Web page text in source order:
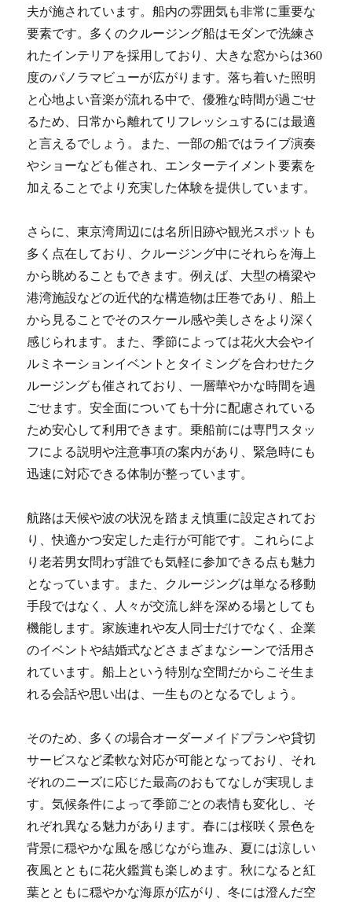
夫が施されています。船内の雰囲気も非常に重要な
要素です。多くのクルージング船はモダンで洗練さ
れたインテリアを採用しており、大きな窓からは360
度のパノラマビューが広がります。落ち着いた照明
と心地よい音楽が流れる中で、優雅な時間が過ごせ
るため、日常から離れてリフレッシュするには最適
と言えるでしょう。また、一部の船ではライブ演奏
やショーなども催され、エンターテイメント要素を
加えることでより充実した体験を提供しています。
さらに、東京湾周辺には名所旧跡や観光スポットも
多く点在しており、クルージング中にそれらを海上
から眺めることもできます。例えば、大型の橋梁や
港湾施設などの近代的な構造物は圧巻であり、船上
から見ることでそのスケール感や美しさをより深く
感じられます。また、季節によっては花火大会やイ
ルミネーションイベントとタイミングを合わせたク
ルージングも催されており、一層華やかな時間を過
ごせます。安全面についても十分に配慮されている
ため安心して利用できます。乗船前には専門スタッ
フによる説明や注意事項の案内があり、緊急時にも
迅速に対応できる体制が整っています。
航路は天候や波の状況を踏まえ慎重に設定されてお
り、快適かつ安定した走行が可能です。これらによ
り老若男女問わず誰でも気軽に参加できる点も魅力
となっています。また、クルージングは単なる移動
手段ではなく、人々が交流し絆を深める場としても
機能します。家族連れや友人同士だけでなく、企業
のイベントや結婚式などさまざまなシーンで活用さ
れています。船上という特別な空間だからこそ生ま
れる会話や思い出は、一生ものとなるでしょう。
そのため、多くの場合オーダーメイドプランや貸切
サービスなど柔軟な対応が可能となっており、それ
ぞれのニーズに応じた最高のおもてなしが実現しま
す。気候条件によって季節ごとの表情も変化し、そ
れぞれ異なる魅力があります。春には桜咲く景色を
背景に穏やかな風を感じながら進み、夏には涼しい
夜風とともに花火鑑賞も楽しめます。秋になると紅
葉とともに穏やかな海原が広がり、冬には澄んだ空